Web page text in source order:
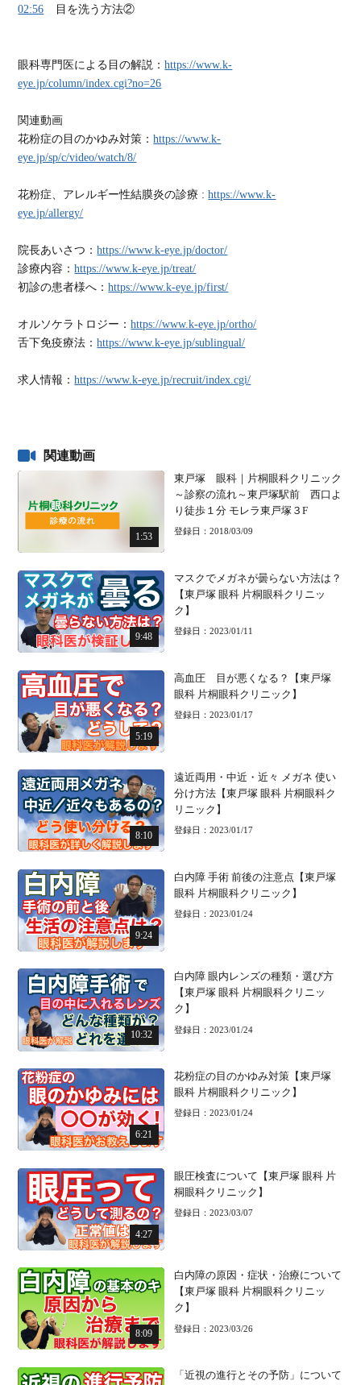
02:56
目を洗う方法②
眼科専門医による目の解説：https://www.k-
eye.jp/column/index.cgi?no=26
関連動画
花粉症の目のかゆみ対策：https://www.k-
eye.jp/sp/c/video/watch/8/
花粉症、アレルギー性結膜炎の診療 :https://www.k-
eye.jp/allergy/
院長あいさつ：https://www.k-eye.jp/doctor/
診療内容：https://www.k-eye.jp/treat/
初診の患者様へ：https://www.k-eye.jp/first/
オルソケラトロジー：https://www.k-eye.jp/ortho/
舌下免疫療法：https://www.k-eye.jp/sublingual/
求人情報：https://www.k-eye.jp/recruit/index.cgi/
関連動画
1:53
東戸塚 眼科｜片桐眼科クリニック
～診察の流れ～東戸塚駅前 西口よ
り徒歩１分 モレラ東戸塚３F
登録日：2018/03/09
9:48
マスクでメガネが曇らない方法は？
【東戸塚 眼科 片桐眼科クリニッ
ク】
登録日：2023/01/11
5:19
高血圧 目が悪くなる？【東戸塚
眼科 片桐眼科クリニック】
登録日：2023/01/17
8:10
遠近両用・中近・近々 メガネ 使い
分け方法【東戸塚 眼科 片桐眼科ク
リニック】
登録日：2023/01/17
9:24
白内障 手術 前後の注意点【東戸塚
眼科 片桐眼科クリニック】
登録日：2023/01/24
10:32
白内障 眼内レンズの種類・選び方
【東戸塚 眼科 片桐眼科クリニッ
ク】
登録日：2023/01/24
6:21
花粉症の目のかゆみ対策【東戸塚
眼科 片桐眼科クリニック】
登録日：2023/01/24
4:27
眼圧検査について【東戸塚 眼科 片
桐眼科クリニック】
登録日：2023/03/07
8:09
白内障の原因・症状・治療について
【東戸塚 眼科 片桐眼科クリニッ
ク】
登録日：2023/03/26
「近視の進行とその予防」について